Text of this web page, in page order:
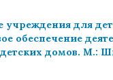
для
обеспечение
домов. М.: